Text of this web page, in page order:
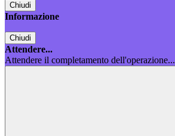
Chiudi
Informazione
Chiudi
Attendere...
Attendere il completamento dell'operazione...